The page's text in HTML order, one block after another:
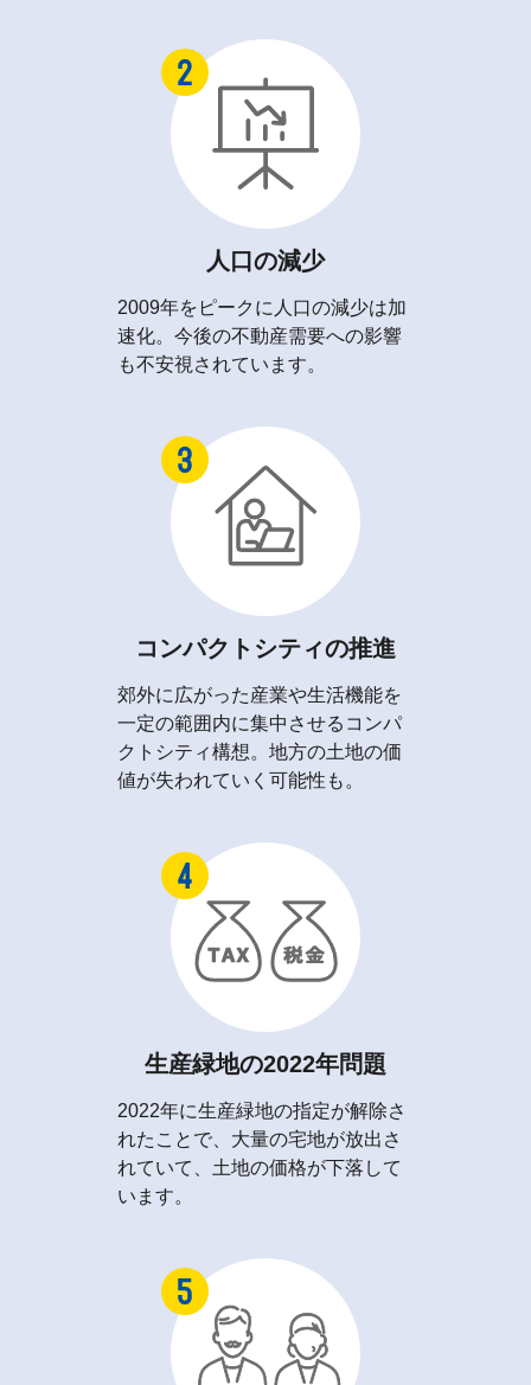
人口の減少
2009年をピークに人口の減少は加
速化。今後の不動産需要への影響
も不安視されています。
コンパクトシティの推進
郊外に広がった産業や生活機能を
一定の範囲内に集中させるコンパ
クトシティ構想。地方の土地の価
値が失われていく可能性も。
生産緑地の2022年問題
2022年に生産緑地の指定が解除さ
れたことで、大量の宅地が放出さ
れていて、土地の価格が下落して
います。